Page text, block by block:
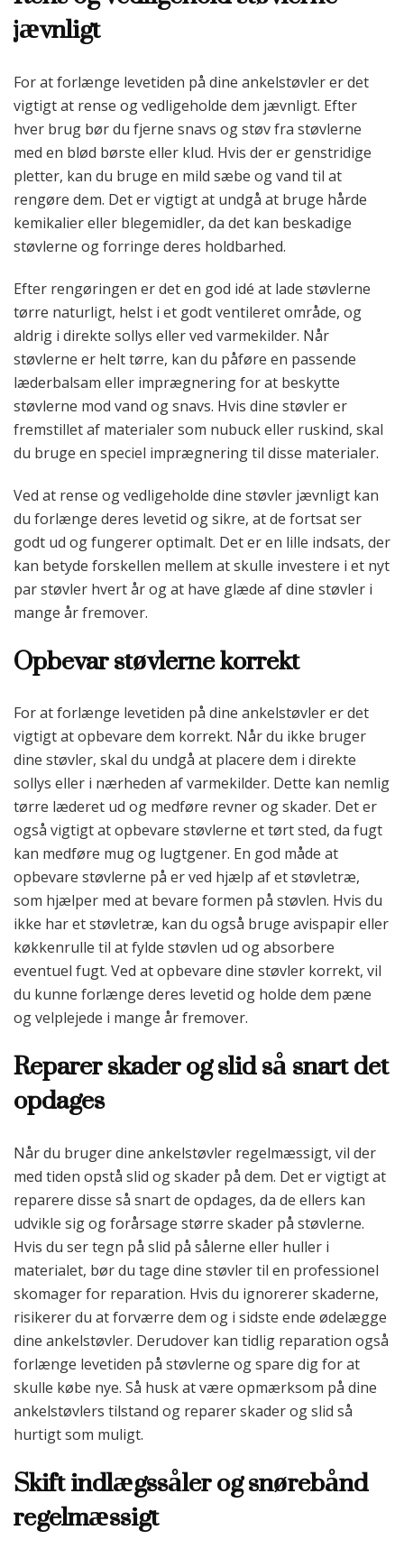
jævnligt
For at forlænge levetiden på dine ankelstøvler er det
vigtigt at rense og vedligeholde dem jævnligt. Efter
hver brug bør du fjerne snavs og støv fra støvlerne
med en blød børste eller klud. Hvis der er genstridige
pletter, kan du bruge en mild sæbe og vand til at
rengøre dem. Det er vigtigt at undgå at bruge hårde
kemikalier eller blegemidler, da det kan beskadige
støvlerne og forringe deres holdbarhed.
Efter rengøringen er det en god idé at lade støvlerne
tørre naturligt, helst i et godt ventileret område, og
aldrig i direkte sollys eller ved varmekilder. Når
støvlerne er helt tørre, kan du påføre en passende
læderbalsam eller imprægnering for at beskytte
støvlerne mod vand og snavs. Hvis dine støvler er
fremstillet af materialer som nubuck eller ruskind, skal
du bruge en speciel imprægnering til disse materialer.
Ved at rense og vedligeholde dine støvler jævnligt kan
du forlænge deres levetid og sikre, at de fortsat ser
godt ud og fungerer optimalt. Det er en lille indsats, der
kan betyde forskellen mellem at skulle investere i et nyt
par støvler hvert år og at have glæde af dine støvler i
mange år fremover.
Opbevar støvlerne korrekt
For at forlænge levetiden på dine ankelstøvler er det
vigtigt at opbevare dem korrekt. Når du ikke bruger
dine støvler, skal du undgå at placere dem i direkte
sollys eller i nærheden af varmekilder. Dette kan nemlig
tørre læderet ud og medføre revner og skader. Det er
også vigtigt at opbevare støvlerne et tørt sted, da fugt
kan medføre mug og lugtgener. En god måde at
opbevare støvlerne på er ved hjælp af et støvletræ,
som hjælper med at bevare formen på støvlen. Hvis du
ikke har et støvletræ, kan du også bruge avispapir eller
køkkenrulle til at fylde støvlen ud og absorbere
eventuel fugt. Ved at opbevare dine støvler korrekt, vil
du kunne forlænge deres levetid og holde dem pæne
og velplejede i mange år fremover.
Reparer skader og slid så snart det
opdages
Når du bruger dine ankelstøvler regelmæssigt, vil der
med tiden opstå slid og skader på dem. Det er vigtigt at
reparere disse så snart de opdages, da de ellers kan
udvikle sig og forårsage større skader på støvlerne.
Hvis du ser tegn på slid på sålerne eller huller i
materialet, bør du tage dine støvler til en professionel
skomager for reparation. Hvis du ignorerer skaderne,
risikerer du at forværre dem og i sidste ende ødelægge
dine ankelstøvler. Derudover kan tidlig reparation også
forlænge levetiden på støvlerne og spare dig for at
skulle købe nye. Så husk at være opmærksom på dine
ankelstøvlers tilstand og reparer skader og slid så
hurtigt som muligt.
Skift indlægssåler og snørebånd
regelmæssigt